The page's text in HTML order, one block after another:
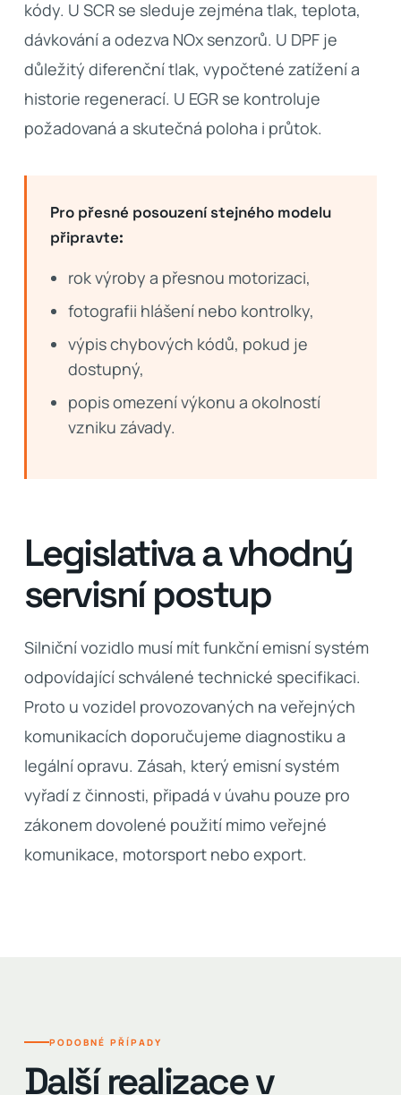
kódy. U SCR se sleduje zejména tlak, teplota,
dávkování a odezva NOx senzorů. U DPF je
důležitý diferenční tlak, vypočtené zatížení a
historie regenerací. U EGR se kontroluje
požadovaná a skutečná poloha i průtok.
Pro přesné posouzení stejného modelu
připravte:
rok výroby a přesnou motorizaci,
fotografii hlášení nebo kontrolky,
výpis chybových kódů, pokud je
dostupný,
popis omezení výkonu a okolností
vzniku závady.
Legislativa a vhodný
servisní postup
Silniční vozidlo musí mít funkční emisní systém
odpovídající schválené technické specifikaci.
Proto u vozidel provozovaných na veřejných
komunikacích doporučujeme diagnostiku a
legální opravu. Zásah, který emisní systém
vyřadí z činnosti, připadá v úvahu pouze pro
zákonem dovolené použití mimo veřejné
komunikace, motorsport nebo export.
PODOBNÉ PŘÍPADY
Další realizace v